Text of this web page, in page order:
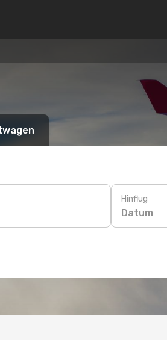
Hinflug
Datum